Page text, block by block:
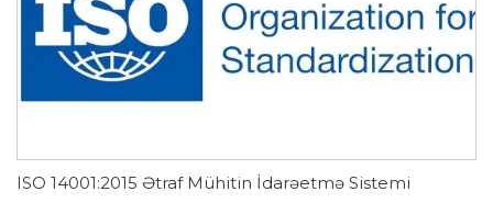
ISO 14001:2015 Ətraf Mühitin İdarəetmə Sistemi